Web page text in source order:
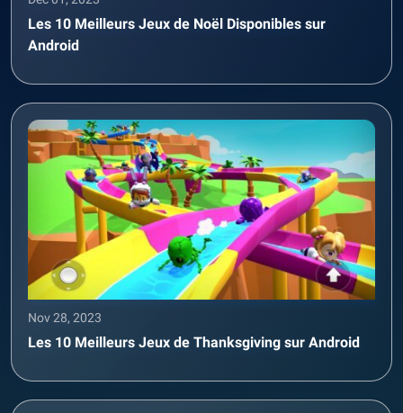
Les 10 Meilleurs Jeux de Noël Disponibles sur
Android
Nov 28, 2023
Les 10 Meilleurs Jeux de Thanksgiving sur Android